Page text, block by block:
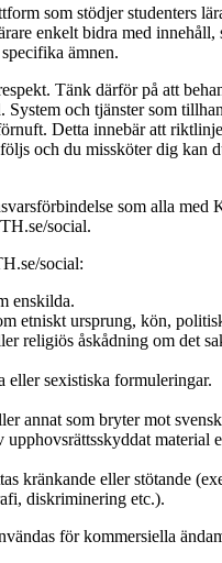
som stödjer studenters
enkelt bidra med innehåll,
ämnen.
Tänk därför på att
och tjänster som
Detta innebär att
och du missköter dig kan
som alla med
social.
social:
enskilda.
etniskt ursprung, kön,
religiös åskådning om det
eller sexistiska formuleringar.
annat som bryter mot
upphovsrättsskyddat material
kränkande eller stötande
diskriminering etc.).
för kommersiella